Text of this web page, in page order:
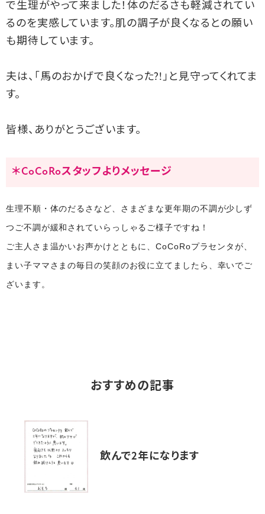
で生理がやって来ました！体のだるさも軽減されてい
るのを実感しています。肌の調子が良くなるとの願い
も期待しています。
夫は、「馬のおかげで良くなった?!」と見守ってくれてま
す。
皆様、ありがとうございます。
＊CoCoRoスタッフよりメッセージ
生理不順・体のだるさなど、さまざまな更年期の不調が少しず
つご不調が緩和されていらっしゃるご様子ですね！
ご主人さま温かいお声かけとともに、CoCoRoプラセンタが、
まい子ママさまの毎日の笑顔のお役に立てましたら、幸いでご
ざいます。
おすすめの記事
飲んで2年になります